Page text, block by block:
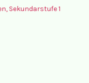
, Sekundarstufe 1